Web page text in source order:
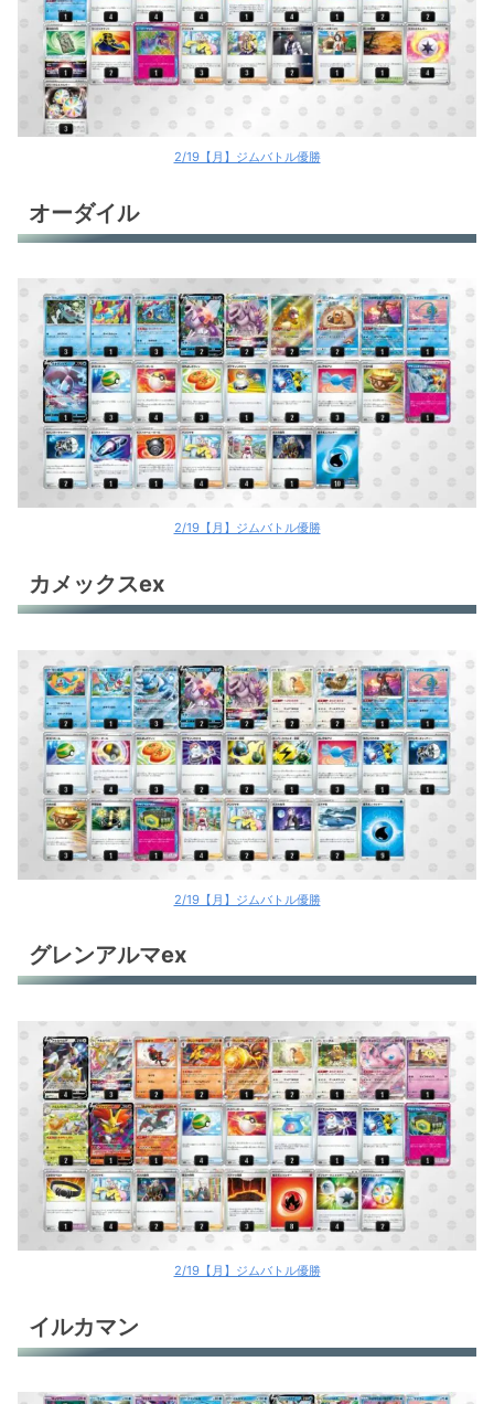
オリジンディアルガV
オリジンディアルガV
アマージョex
クエスパトラex
環境デッキレシピまとめ
2/19【月】ジムバトル優勝
オーダイル
2/19【月】ジムバトル優勝
カメックスex
2/19【月】ジムバトル優勝
グレンアルマex
2/19【月】ジムバトル優勝
イルカマン